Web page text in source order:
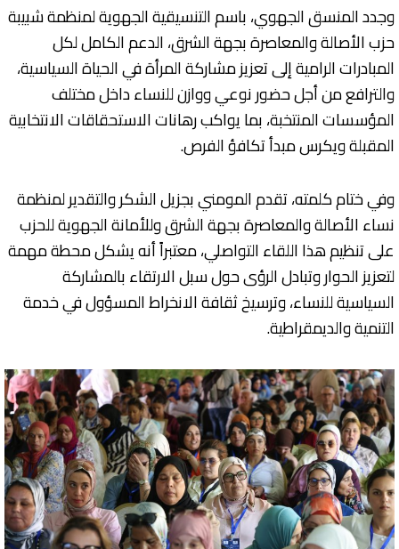
وجدد المنسق الجهوي، باسم التنسيقية الجهوية لمنظمة شبيبة
حزب الأصالة والمعاصرة بجهة الشرق، الدعم الكامل لكل
المبادرات الرامية إلى تعزيز مشاركة المرأة في الحياة السياسية،
والترافع من أجل حضور نوعي ووازن للنساء داخل مختلف
المؤسسات المنتخبة، بما يواكب رهانات الاستحقاقات الانتخابية
المقبلة ويكرس مبدأ تكافؤ الفرص.
وفي ختام كلمته، تقدم المومني بجزيل الشكر والتقدير لمنظمة
نساء الأصالة والمعاصرة بجهة الشرق وللأمانة الجهوية للحزب
على تنظيم هذا اللقاء التواصلي، معتبراً أنه يشكل محطة مهمة
لتعزيز الحوار وتبادل الرؤى حول سبل الارتقاء بالمشاركة
السياسية للنساء، وترسيخ ثقافة الانخراط المسؤول في خدمة
التنمية والديمقراطية.